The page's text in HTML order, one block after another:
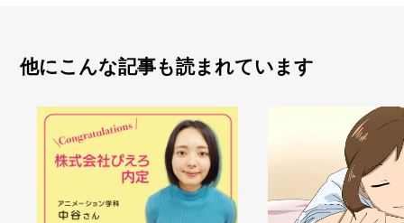
他にこんな記事も読まれています